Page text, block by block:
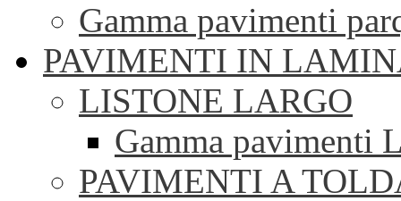
Gamma pavimenti
PAVIMENTI IN
LISTONE LARGO
Gamma pavimenti
PAVIMENTI A